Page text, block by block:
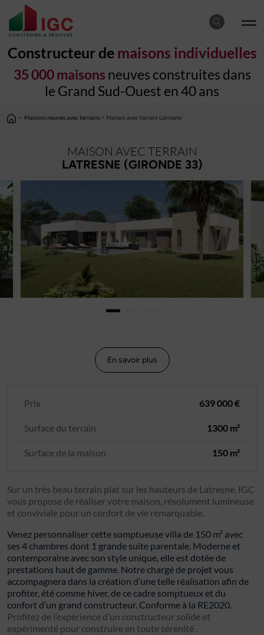
Constructeur de maisons individuelles
35 000 maisons neuves construites dans
le Grand Sud-Ouest en 40 ans
> Maisons neuves avec terrains > Maison avec terrain Latresne
MAISON AVEC TERRAIN
LATRESNE (GIRONDE 33)
En savoir plus
Prix 639 000 €
Surface du terrain 1300 m²
Surface de la maison 150 m²
Sur un très beau terrain plat sur les hauteurs de Latresne, IGC
vous propose de réaliser votre maison, résolument lumineuse
et conviviale pour un confort de vie remarquable.
Venez personnaliser cette somptueuse villa de 150 m² avec
ses 4 chambres dont 1 grande suite parentale. Moderne et
contemporaine avec son style unique, elle est dotée de
prestations haut de gamme. Notre chargé de projet vous
accompagnera dans la création d’une telle réalisation afin de
profiter, été comme hiver, de ce cadre somptueux et du
confort d’un grand constructeur. Conforme à la RE2020.
Profitez de l’expérience d’un constructeur solide et
expérimenté pour construire en toute sérénité .